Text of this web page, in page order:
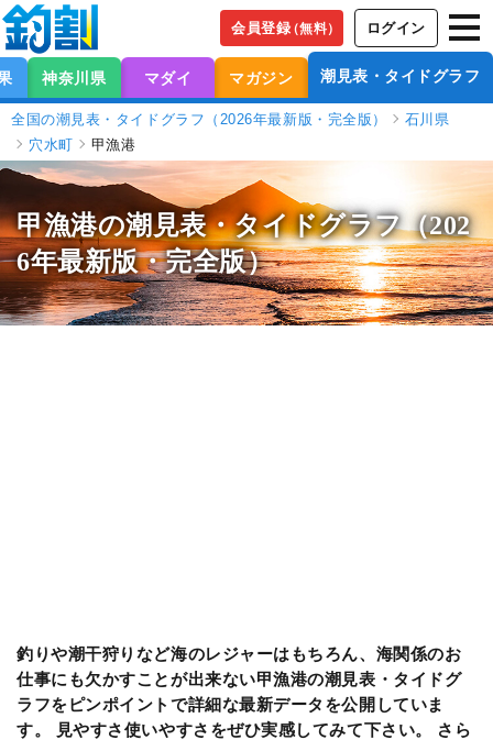
会員登録（無料） ログイン
神奈川県 マダイ マガジン 潮見表・タイドグラフ
全国の潮見表・タイドグラフ（2026年最新版・完全版）
石川県
穴水町
甲漁港
甲漁港の潮見表・タイドグラフ（202
6年最新版・完全版）
釣りや潮干狩りなど海のレジャーはもちろん、海関係のお
仕事にも欠かすことが出来ない甲漁港の潮見表・タイドグ
ラフをピンポイントで詳細な最新データを公開していま
す。 見やすさ使いやすさをぜひ実感してみて下さい。 さら